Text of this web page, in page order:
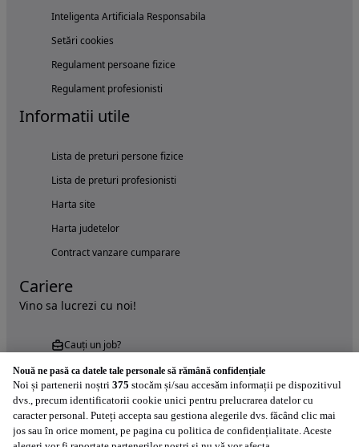
Inteligenta Artificiala Responsabila
Setări cookies
Regulament persoane fizice
Regulament profesionisti
Informatii utile
Lista de preturi persone fizice
Lista de preturi profesionisti
Harta site
Harta judetelor
Contract vanzare cumparare
Cariere
Vino sa lucrezi cu noi!
Cauți un job?
Nouă ne pasă ca datele tale personale să rămână confidențiale
Noi și partenerii noștri 375 stocăm și/sau accesăm informații pe dispozitivul
dvs., precum identificatorii cookie unici pentru prelucrarea datelor cu
caracter personal. Puteți accepta sau gestiona alegerile dvs. făcând clic mai
jos sau în orice moment, pe pagina cu politica de confidențialitate. Aceste